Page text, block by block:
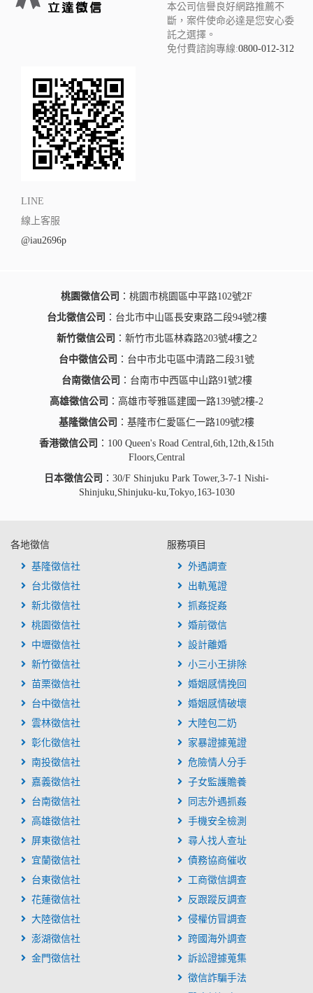
本公司信譽良好網路推薦不
斷，案件使命必達是您安心委
託之選擇。
免付費諮詢專線:0800-012-312
LINE
線上客服
@iau2696p
桃園徵信公司 ：桃園市桃園區中平路102號2F
台北徵信公司 ：台北市中山區長安東路二段94號2樓
新竹徵信公司 ：新竹市北區林森路203號4樓之2
台中徵信公司 ：台中市北屯區中清路二段31號
台南徵信公司 ：台南市中西區中山路91號2樓
高雄徵信公司 ：高雄市苓雅區建國一路139號2樓-2
基隆徵信公司 ：基隆市仁愛區仁一路109號2樓
香港徵信公司 ：100 Queen's Road Central,6th,12th,&15th
Floors,Central
日本徵信公司 ：30/F Shinjuku Park Tower,3-7-1 Nishi-
Shinjuku,Shinjuku-ku,Tokyo,163-1030
各地徵信
基隆徵信社
台北徵信社
新北徵信社
桃園徵信社
中壢徵信社
新竹徵信社
苗栗徵信社
台中徵信社
雲林徵信社
彰化徵信社
南投徵信社
嘉義徵信社
台南徵信社
高雄徵信社
屏東徵信社
宜蘭徵信社
台東徵信社
花蓮徵信社
大陸徵信社
澎湖徵信社
金門徵信社
服務項目
外遇調查
出軌蒐證
抓姦捉姦
婚前徵信
設計離婚
小三小王排除
婚姻感情挽回
婚姻感情破壞
大陸包二奶
家暴證據蒐證
危險情人分手
子女監護贍養
同志外遇抓姦
手機安全檢測
尋人找人查址
債務協商催收
工商徵信調查
反跟蹤反調查
侵權仿冒調查
跨國海外調查
訴訟證據蒐集
徵信詐騙手法